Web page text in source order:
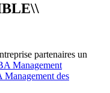
partenaires un
Management
Management des